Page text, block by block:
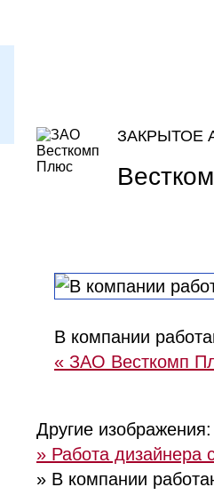
ЗАКРЫТОЕ
В компании
« ЗАО Весткомп
Другие изображения:
» Работа дизайнера
» В компании